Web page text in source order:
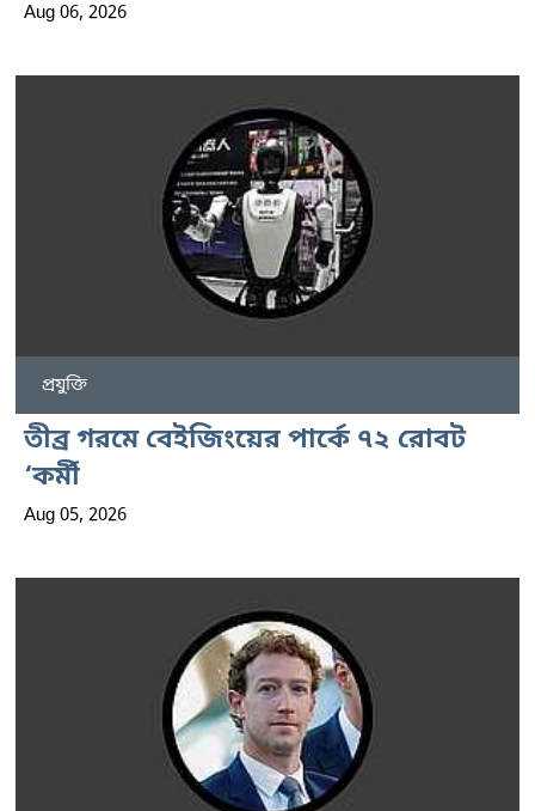
Aug 06, 2026
প্রযুক্তি
তীব্র গরমে বেইজিংয়ের পার্কে ৭২ রোবট
‘কর্মী
Aug 05, 2026